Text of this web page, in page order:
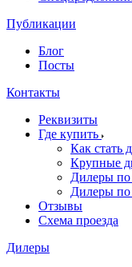
Публикации
Блог
Посты
Контакты
Реквизиты
Где купить
Как стать
Крупные
Дилеры
Дилеры по
Отзывы
Схема проезда
Дилеры